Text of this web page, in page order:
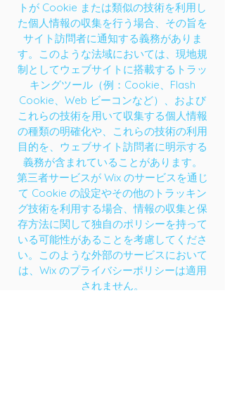
トが Cookie または類似の技術を利用し
た個人情報の収集を行う場合、その旨を
サイト訪問者に通知する義務がありま
す。このような法域においては、現地規
制としてウェブサイトに搭載するトラッ
キングツール（例：Cookie、Flash
Cookie、Web ビーコンなど）、および
これらの技術を用いて収集する個人情報
の種類の明確化や、これらの技術の利用
目的を、ウェブサイト訪問者に明示する
義務が含まれていることがあります。
第三者サービスが Wix のサービスを通じ
て Cookie の設定やその他のトラッキン
グ技術を利用する場合、情報の収集と保
存方法に関して独自のポリシーを持って
いる可能性があることを考慮してくださ
い。このような外部のサービスにおいて
は、Wix のプライバシーポリシーは適用
されません。